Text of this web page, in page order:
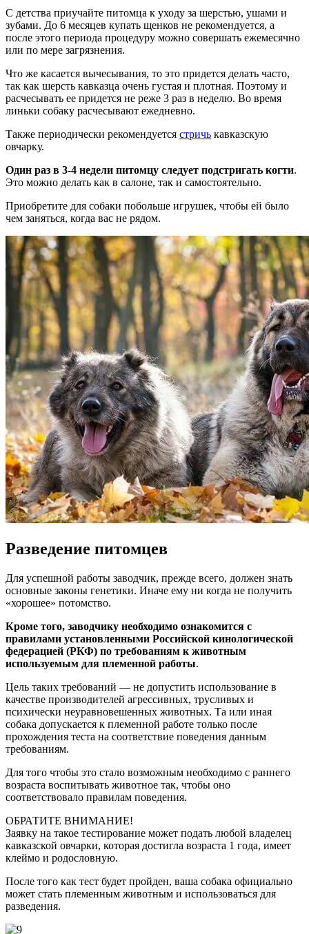
С детства приучайте питомца к уходу за шерстью, ушами и
зубами. До 6 месяцев купать щенков не рекомендуется, а
после этого периода процедуру можно совершать ежемесячно
или по мере загрязнения.
Что же касается вычесывания, то это придется делать часто,
так как шерсть кавказца очень густая и плотная. Поэтому и
расчесывать ее придется не реже 3 раз в неделю. Во время
линьки собаку расчесывают ежедневно.
Также периодически рекомендуется стричь кавказскую
овчарку.
Один раз в 3-4 недели питомцу следует подстригать когти.
Это можно делать как в салоне, так и самостоятельно.
Приобретите для собаки побольше игрушек, чтобы ей было
чем заняться, когда вас не рядом.
Разведение питомцев
Для успешной работы заводчик, прежде всего, должен знать
основные законы генетики. Иначе ему ни когда не получить
«хорошее» потомство.
Кроме того, заводчику необходимо ознакомится с
правилами установленными Российской кинологической
федерацией (РКФ) по требованиям к животным
используемым для племенной работы.
Цель таких требований — не допустить использование в
качестве производителей агрессивных, трусливых и
психически неуравновешенных животных. Та или иная
собака допускается к племенной работе только после
прохождения теста на соответствие поведения данным
требованиям.
Для того чтобы это стало возможным необходимо с раннего
возраста воспитывать животное так, чтобы оно
соответствовало правилам поведения.
ОБРАТИТЕ ВНИМАНИЕ!
Заявку на такое тестирование может подать любой владелец
кавказской овчарки, которая достигла возраста 1 года, имеет
клеймо и родословную.
После того как тест будет пройден, ваша собака официально
может стать племенным животным и использоваться для
разведения.